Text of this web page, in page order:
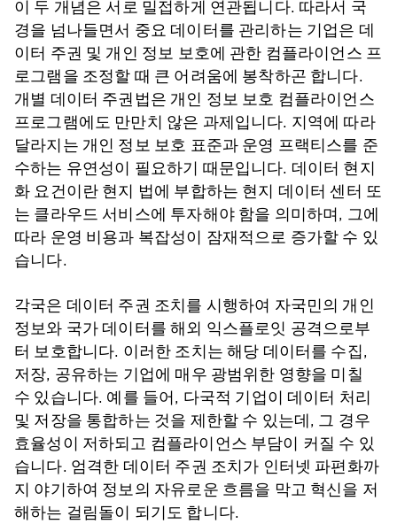
이 두 개념은 서로 밀접하게 연관됩니다. 따라서 국
경을 넘나들면서 중요 데이터를 관리하는 기업은 데
이터 주권 및 개인 정보 보호에 관한 컴플라이언스 프
로그램을 조정할 때 큰 어려움에 봉착하곤 합니다.
개별 데이터 주권법은 개인 정보 보호 컴플라이언스
프로그램에도 만만치 않은 과제입니다. 지역에 따라
달라지는 개인 정보 보호 표준과 운영 프랙티스를 준
수하는 유연성이 필요하기 때문입니다. 데이터 현지
화 요건이란 현지 법에 부합하는 현지 데이터 센터 또
는 클라우드 서비스에 투자해야 함을 의미하며, 그에
따라 운영 비용과 복잡성이 잠재적으로 증가할 수 있
습니다.
각국은 데이터 주권 조치를 시행하여 자국민의 개인
정보와 국가 데이터를 해외 익스플로잇 공격으로부
터 보호합니다. 이러한 조치는 해당 데이터를 수집,
저장, 공유하는 기업에 매우 광범위한 영향을 미칠
수 있습니다. 예를 들어, 다국적 기업이 데이터 처리
및 저장을 통합하는 것을 제한할 수 있는데, 그 경우
효율성이 저하되고 컴플라이언스 부담이 커질 수 있
습니다. 엄격한 데이터 주권 조치가 인터넷 파편화까
지 야기하여 정보의 자유로운 흐름을 막고 혁신을 저
해하는 걸림돌이 되기도 합니다.